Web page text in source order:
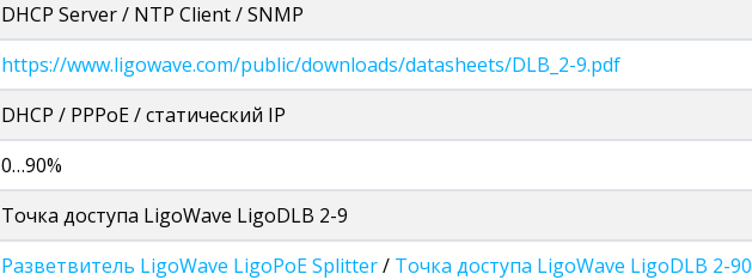
DHCP Server / NTP Client / SNMP
https://www.ligowave.com/public/downloads/datasheets/DLB_2-9.pdf
DHCP / PPPoE / статический IP
0…90%
Точка доступа LigoWave LigoDLB 2-9
Разветвитель LigoWave LigoPoE Splitter/ Точка доступа LigoWave LigoDLB 2-90